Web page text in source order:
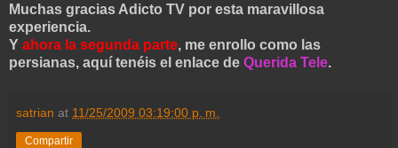
Muchas gracias Adicto TV por esta maravillosa
experiencia.
Y ahora la segunda parte, me enrollo como las
persianas, aquí tenéis el enlace de Querida Tele.
satrian at 11/25/2009 03:19:00 p. m.
Compartir